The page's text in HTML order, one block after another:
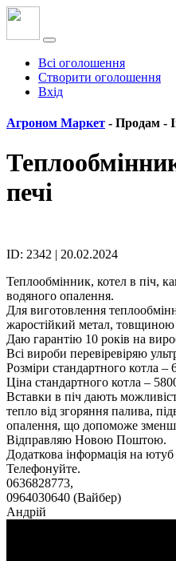
Всі оголошення
Створити оголошення
Вхід
Агроном Маркет - Продам -
печі
ID: 2342 | 20.02.2024
Теплообмінник, котел в піч,
водяного опалення.
Для виготовлення
жаростійкий метал,
Даю гарантію 10 років на
Всі вироби перевіревіряю
Розміри стандартного котла –
Ціна стандартного котла –
Вставки в піч дають
тепло від згоряння палива,
опалення, що допоможе
Відправляю Новою Поштою.
Додаткова інформація на ютуб
Телефонуйте.
0636828773,
0964030640 (Вайбер)
Андрій